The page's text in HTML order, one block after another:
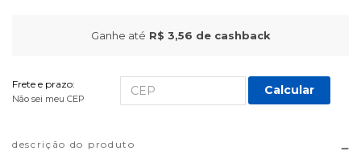
Ganhe até R$ 3,56 de cashback
Frete e prazo:
Não sei meu CEP
Calcular
descrição do produto